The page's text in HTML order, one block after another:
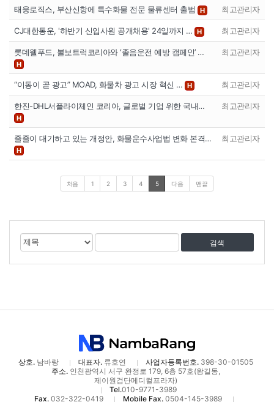
태웅로직스, 부산신항에 특수화물 전문 물류센터 출범 H 최고관리자
CJ대한통운, '하반기 신입사원 공개채용' 24일까지 … H 최고관리자
롯데웰푸드, 볼보트럭코리아와 ‘졸음운전 예방 캠페인’ …
H
최고관리자
“이동이 곧 광고” MOAD, 화물차 광고 시장 혁신 … H 최고관리자
한진-DHL서플라이체인 코리아, 글로벌 기업 위한 국내…
H
최고관리자
줄줄이 대기하고 있는 개정안, 화물운수사업법 변화 본격…
H
최고관리자
처음 1 2 3 4 5 다음 맨끝
게
물
검
색
대
검
어
상호.남바랑 대표자.류호연 사업자등록번호.398-30-01505
주소.인천광역시 서구 완정로 179, 6층 57호(왕길동,
제이원검단메디컬프라자)
Tel.010-9771-3989
Fax. 032-322-0419 Mobile Fax. 0504-145-3989